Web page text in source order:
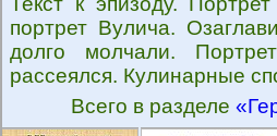
портрет Вулича.
долго молчали.
рассеялся. Кулинарные
Всего в разделе